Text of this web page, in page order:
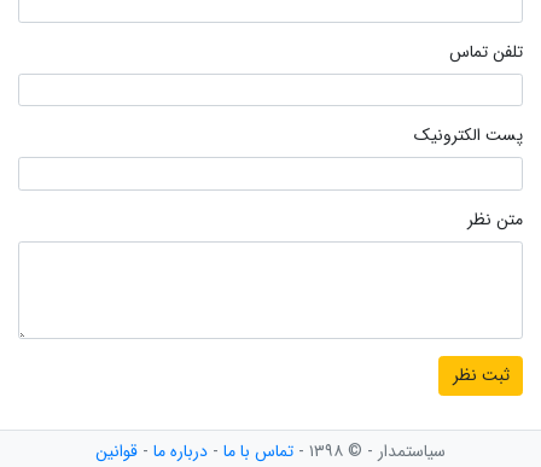
تلفن تماس
پست الکترونیک
متن نظر
سیاستمدار - © ۱۳۹۸ - تماس با ما - درباره ما - قوانین